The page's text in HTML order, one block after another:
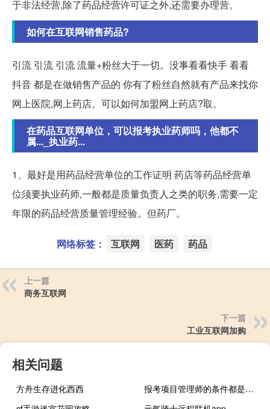
于非法经营,除了药品经营许可证之外,还需要办理营。
如何在互联网销售药品?
引流 引流 引流 流量+粉丝大于一切。没事看看快手 看看
抖音 都是在做销售产品的 你有了粉丝自然就有产品来找你
网上医院,网上药店。可以如何加盟网上药店?取。
在药品互联网单位，可以报考执业药师吗，他都不
属..._执业药...
1、最好是用药品经营单位的工作证明 药店等药品经营单
位须要执业药师,一般都是质量负责人之类的职务,需要一定
年限的药品经营质量管理经验。但药厂。
网络标签： 互联网 医药 药品
上一篇
商务互联网
下一篇
工业互联网加购
相关问题
方舟生存进化西西
报考项目管理师的条件都是哪些